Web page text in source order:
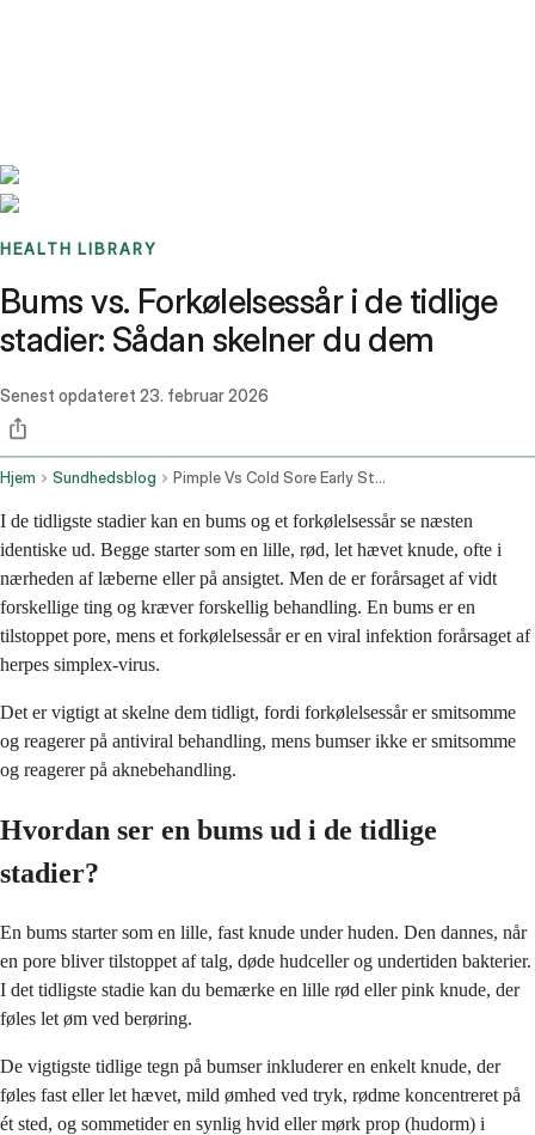
HEALTH LIBRARY
Bums vs. Forkølelsessår i de tidlige
stadier: Sådan skelner du dem
Senest opdateret 23. februar 2026
Hjem Sundhedsblog Pimple Vs Cold Sore Early Stages
I de tidligste stadier kan en bums og et forkølelsessår se næsten
identiske ud. Begge starter som en lille, rød, let hævet knude, ofte i
nærheden af læberne eller på ansigtet. Men de er forårsaget af vidt
forskellige ting og kræver forskellig behandling. En bums er en
tilstoppet pore, mens et forkølelsessår er en viral infektion forårsaget af
herpes simplex-virus.
Det er vigtigt at skelne dem tidligt, fordi forkølelsessår er smitsomme
og reagerer på antiviral behandling, mens bumser ikke er smitsomme
og reagerer på aknebehandling.
Hvordan ser en bums ud i de tidlige
stadier?
En bums starter som en lille, fast knude under huden. Den dannes, når
en pore bliver tilstoppet af talg, døde hudceller og undertiden bakterier.
I det tidligste stadie kan du bemærke en lille rød eller pink knude, der
føles let øm ved berøring.
De vigtigste tidlige tegn på bumser inkluderer en enkelt knude, der
føles fast eller let hævet, mild ømhed ved tryk, rødme koncentreret på
ét sted, og sommetider en synlig hvid eller mørk prop (hudorm) i